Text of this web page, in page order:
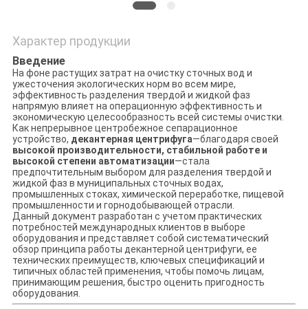
Характер продукции
Введение
На фоне растущих затрат на очистку сточных вод и
ужесточения экологических норм во всем мире,
эффективность разделения твердой и жидкой фаз
напрямую влияет на операционную эффективность и
экономическую целесообразность всей системы очистки.
Как непрерывное центробежное сепарационное
устройство, декантерная центрифуга—благодаря своей
высокой производительности, стабильной работе и
высокой степени автоматизации—стала
предпочтительным выбором для разделения твердой и
жидкой фаз в муниципальных сточных водах,
промышленных стоках, химической переработке, пищевой
промышленности и горнодобывающей отрасли.
Данный документ разработан с учетом практических
потребностей международных клиентов в выборе
оборудования и представляет собой систематический
обзор принципа работы декантерной центрифуги, ее
технических преимуществ, ключевых спецификаций и
типичных областей применения, чтобы помочь лицам,
принимающим решения, быстро оценить пригодность
оборудования.